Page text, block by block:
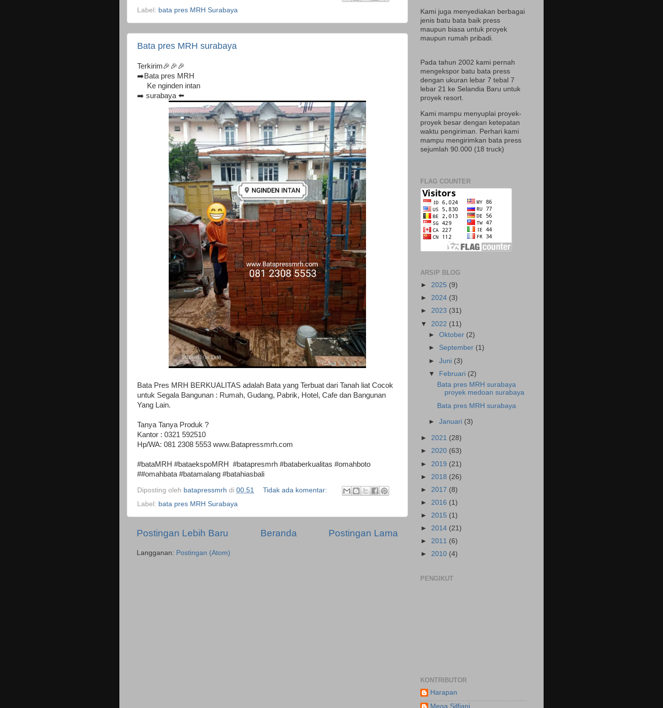
Label: bata pres MRH Surabaya
Bata pres MRH surabaya
Terkirim🎉🎉🎉
➡️Bata pres MRH
Ke nginden intan
➡️ surabaya ⬅️
Bata Pres MRH BERKUALITAS adalah Bata yang Terbuat dari Tanah liat Cocok
untuk Segala Bangunan : Rumah, Gudang, Pabrik, Hotel, Cafe dan Bangunan
Yang Lain.
Tanya Tanya Produk ?
Kantor : 0321 592510
Hp/WA: 081 2308 5553 www.Batapressmrh.com
#bataMRH #bataekspoMRH #batapresmrh #bataberkualitas #omahboto
##omahbata #batamalang #batahiasbali
Diposting oleh batapressmrh di 00.51
Tidak ada komentar:
Label: bata pres MRH Surabaya
Postingan Lebih Baru Postingan Lama
Beranda
Langganan: Postingan (Atom)
Kami juga menyediakan berbagai
jenis batu bata baik press
maupun biasa untuk proyek
maupun rumah pribadi.
Pada tahun 2002 kami pernah
mengekspor batu bata press
dengan ukuran lebar 7 tebal 7
lebar 21 ke Selandia Baru untuk
proyek resort.
Kami mampu menyuplai proyek-
proyek besar dengan ketepatan
waktu pengiriman. Perhari kami
mampu mengirimkan bata press
sejumlah 90.000 (18 truck)
FLAG COUNTER
ARSIP BLOG
► 2025 (9)
► 2024 (3)
► 2023 (31)
▼ 2022 (11)
►Oktober (2)
► September (1)
►Juni (3)
▼ Februari (2)
Bata pres MRH surabaya
proyek medoan surabaya
Bata pres MRH surabaya
►Januari (3)
► 2021 (28)
► 2020 (63)
► 2019 (21)
► 2018 (26)
► 2017 (8)
► 2016 (1)
► 2015 (1)
► 2014 (21)
► 2011 (6)
► 2010 (4)
PENGIKUT
KONTRIBUTOR
Harapan
Mega Silfiani